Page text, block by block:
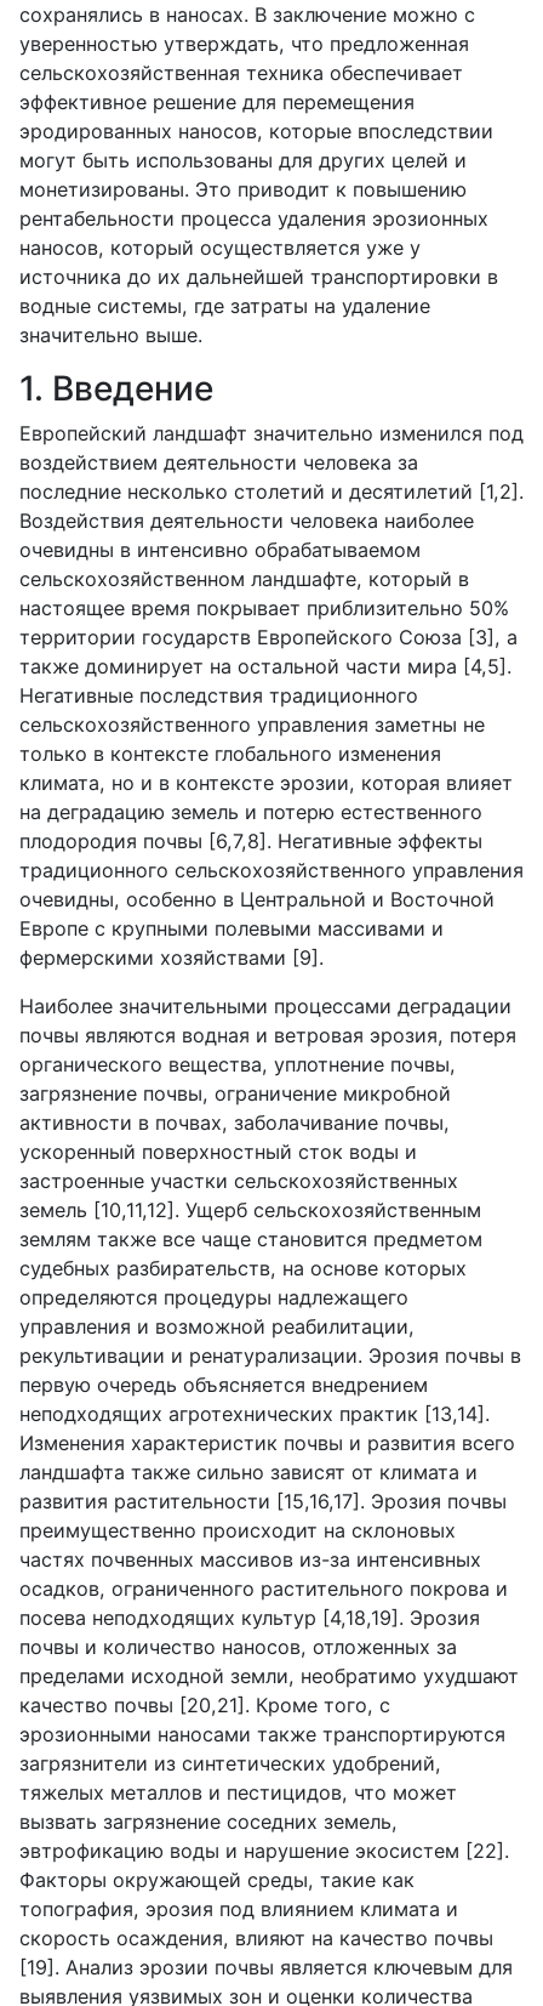
сохранялись в наносах. В заключение можно с
уверенностью утверждать, что предложенная
сельскохозяйственная техника обеспечивает
эффективное решение для перемещения
эродированных наносов, которые впоследствии
могут быть использованы для других целей и
монетизированы. Это приводит к повышению
рентабельности процесса удаления эрозионных
наносов, который осуществляется уже у
источника до их дальнейшей транспортировки в
водные системы, где затраты на удаление
значительно выше.
1. Введение
Европейский ландшафт значительно изменился под
воздействием деятельности человека за
последние несколько столетий и десятилетий [1,2].
Воздействия деятельности человека наиболее
очевидны в интенсивно обрабатываемом
сельскохозяйственном ландшафте, который в
настоящее время покрывает приблизительно 50%
территории государств Европейского Союза [3], а
также доминирует на остальной части мира [4,5].
Негативные последствия традиционного
сельскохозяйственного управления заметны не
только в контексте глобального изменения
климата, но и в контексте эрозии, которая влияет
на деградацию земель и потерю естественного
плодородия почвы [6,7,8]. Негативные эффекты
традиционного сельскохозяйственного управления
очевидны, особенно в Центральной и Восточной
Европе с крупными полевыми массивами и
фермерскими хозяйствами [9].
Наиболее значительными процессами деградации
почвы являются водная и ветровая эрозия, потеря
органического вещества, уплотнение почвы,
загрязнение почвы, ограничение микробной
активности в почвах, заболачивание почвы,
ускоренный поверхностный сток воды и
застроенные участки сельскохозяйственных
земель [10,11,12]. Ущерб сельскохозяйственным
землям также все чаще становится предметом
судебных разбирательств, на основе которых
определяются процедуры надлежащего
управления и возможной реабилитации,
рекультивации и ренатурализации. Эрозия почвы в
первую очередь объясняется внедрением
неподходящих агротехнических практик [13,14].
Изменения характеристик почвы и развития всего
ландшафта также сильно зависят от климата и
развития растительности [15,16,17]. Эрозия почвы
преимущественно происходит на склоновых
частях почвенных массивов из-за интенсивных
осадков, ограниченного растительного покрова и
посева неподходящих культур [4,18,19]. Эрозия
почвы и количество наносов, отложенных за
пределами исходной земли, необратимо ухудшают
качество почвы [20,21]. Кроме того, с
эрозионными наносами также транспортируются
загрязнители из синтетических удобрений,
тяжелых металлов и пестицидов, что может
вызвать загрязнение соседних земель,
эвтрофикацию воды и нарушение экосистем [22].
Факторы окружающей среды, такие как
топография, эрозия под влиянием климата и
скорость осаждения, влияют на качество почвы
[19]. Анализ эрозии почвы является ключевым для
выявления уязвимых зон и оценки количества